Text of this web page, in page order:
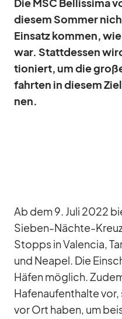
Die MSC Bel­lis­sima
die­sem Som­mer
Ein­satz kom­men,
war. Statt­des­sen
tio­niert, um die
fahr­ten in die­sem
nen.
Ab dem 9. Juli 2022
Sie­ben-Nächte-
Stopps in Va­len­cia,
und Nea­pel. Die
Hä­fen mög­lich.
Ha­fen­auf­ent­halte
vor Ort ha­ben, um